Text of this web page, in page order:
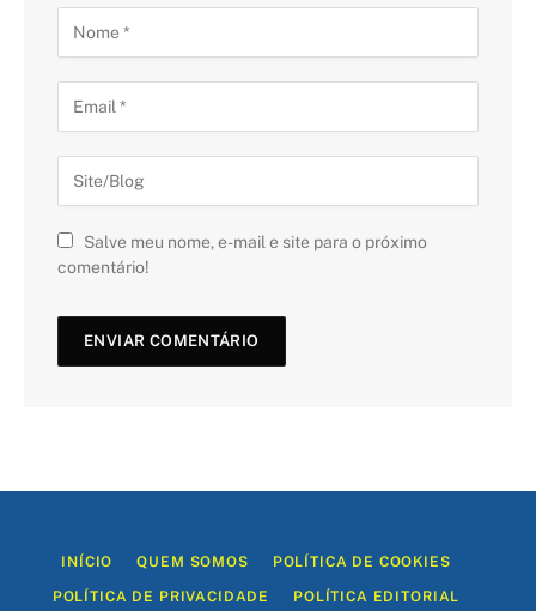
Salve meu nome, e-mail e site para o próximo
comentário!
INÍCIO QUEM SOMOS POLÍTICA DE COOKIES
POLÍTICA DE PRIVACIDADE POLÍTICA EDITORIAL